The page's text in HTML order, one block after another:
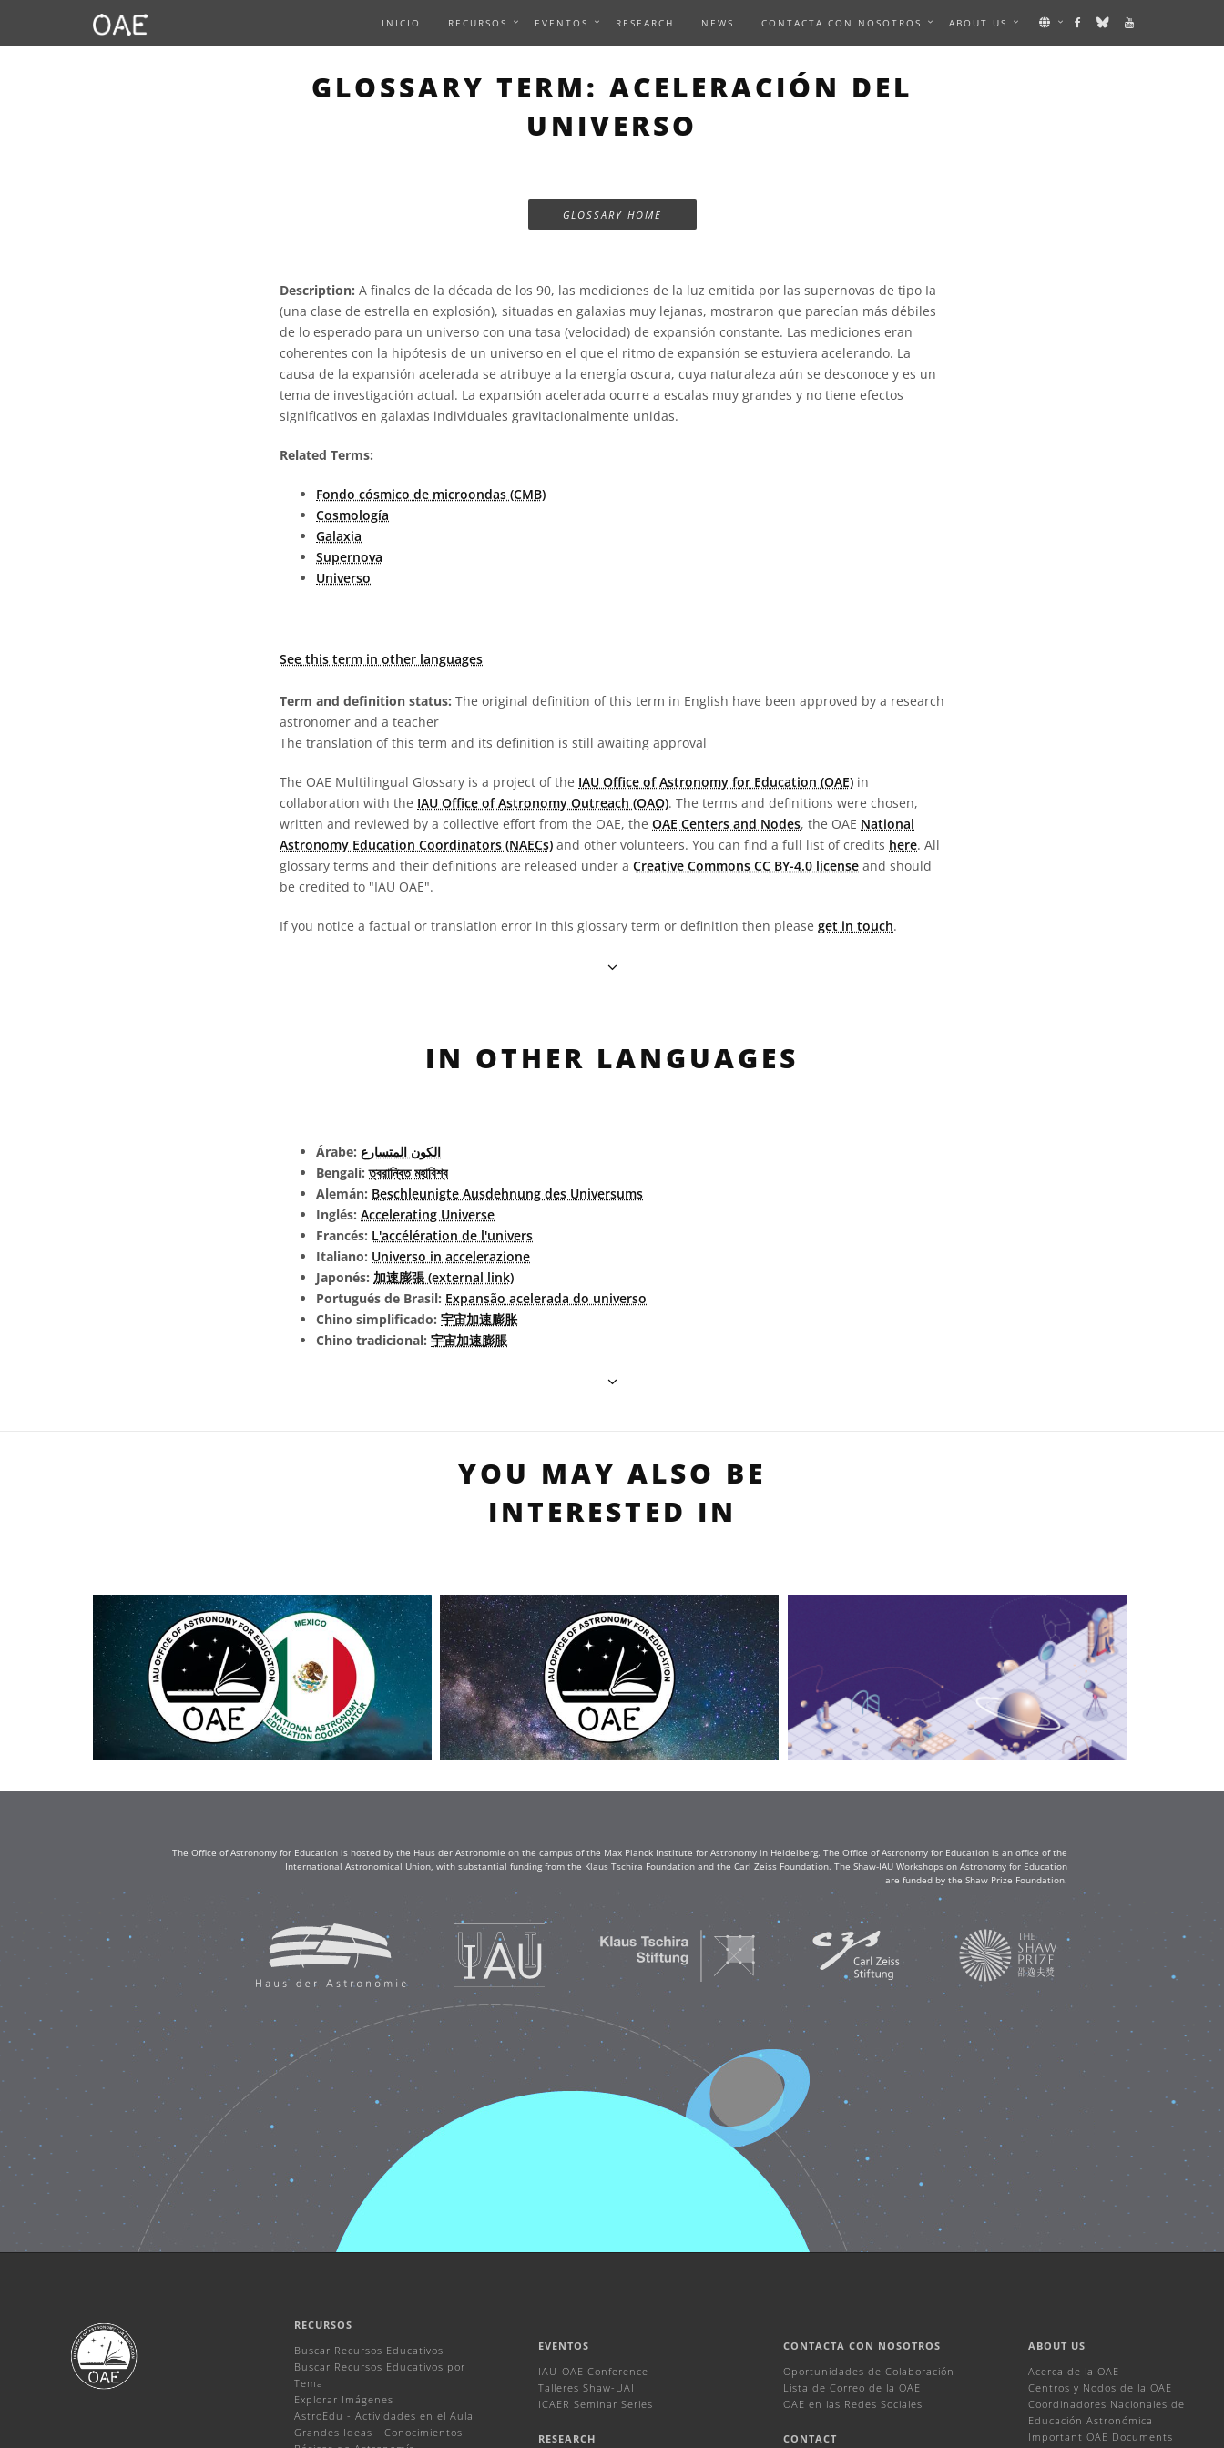
INICIO RECURSOS EVENTOS RESEARCH NEWS CONTACTA CON NOSOTROS ABOUT US
GLOSSARY TERM: ACELERACIÓN DEL
UNIVERSO
GLOSSARY HOME
Description: A finales de la década de los 90, las mediciones de la luz emitida por las supernovas de tipo Ia
(una clase de estrella en explosión), situadas en galaxias muy lejanas, mostraron que parecían más débiles
de lo esperado para un universo con una tasa (velocidad) de expansión constante. Las mediciones eran
coherentes con la hipótesis de un universo en el que el ritmo de expansión se estuviera acelerando. La
causa de la expansión acelerada se atribuye a la energía oscura, cuya naturaleza aún se desconoce y es un
tema de investigación actual. La expansión acelerada ocurre a escalas muy grandes y no tiene efectos
significativos en galaxias individuales gravitacionalmente unidas.
Related Terms:
Fondo cósmico de microondas (CMB)
Cosmología
Galaxia
Supernova
Universo
See this term in other languages
Term and definition status: The original definition of this term in English have been approved by a research
astronomer and a teacher
The translation of this term and its definition is still awaiting approval
The OAE Multilingual Glossary is a project of the IAU Office of Astronomy for Education (OAE) in
collaboration with the IAU Office of Astronomy Outreach (OAO). The terms and definitions were chosen,
written and reviewed by a collective effort from the OAE, the OAE Centers and Nodes, the OAE National
Astronomy Education Coordinators (NAECs) and other volunteers. You can find a full list of credits here. All
glossary terms and their definitions are released under a Creative Commons CC BY-4.0 license and should
be credited to "IAU OAE".
If you notice a factual or translation error in this glossary term or definition then please get in touch.
IN OTHER LANGUAGES
Árabe: الكون المتسارع
Bengalí:ত্বরান্বিত মহাবিশ্ব
Alemán: Beschleunigte Ausdehnung des Universums
Inglés: Accelerating Universe
Francés: L'accélération de l'univers
Italiano: Universo in accelerazione
Japonés: 加速膨張 (external link)
Portugués de Brasil: Expansão acelerada do universo
Chino simplificado: 宇宙加速膨胀
Chino tradicional: 宇宙加速膨脹
YOU MAY ALSO BE
INTERESTED IN
The Office of Astronomy for Education is hosted by the Haus der Astronomie on the campus of the Max Planck Institute for Astronomy in Heidelberg. The Office of Astronomy for Education is an office of the
International Astronomical Union, with substantial funding from the Klaus Tschira Foundation and the Carl Zeiss Foundation. The Shaw-IAU Workshops on Astronomy for Education
are funded by the Shaw Prize Foundation.
RECURSOS
Buscar Recursos Educativos
Buscar Recursos Educativos por
Tema
Explorar Imágenes
AstroEdu - Actividades en el Aula
Grandes Ideas - Conocimientos
EVENTOS
IAU-OAE Conference
Talleres Shaw-UAI
ICAER Seminar Series
RESEARCH
CONTACTA CON NOSOTROS
Oportunidades de Colaboración
Lista de Correo de la OAE
OAE en las Redes Sociales
CONTACT
ABOUT US
Acerca de la OAE
Centros y Nodos de la OAE
Coordinadores Nacionales de
Educación Astronómica
Important OAE Documents